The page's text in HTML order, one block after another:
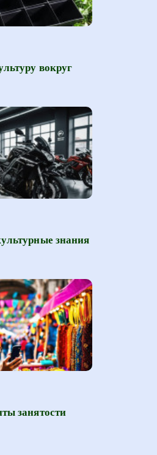
вокруг
знания
занятости